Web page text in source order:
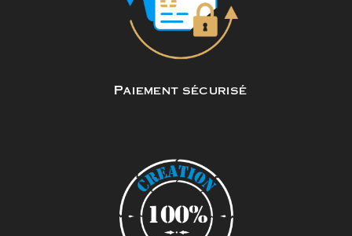
Paiement sécurisé